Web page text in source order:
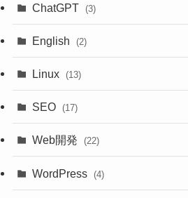
ChatGPT (3)
English (2)
Linux (13)
SEO (17)
Web開発 (22)
WordPress (4)